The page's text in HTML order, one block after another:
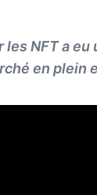
NFT a eu
en plein